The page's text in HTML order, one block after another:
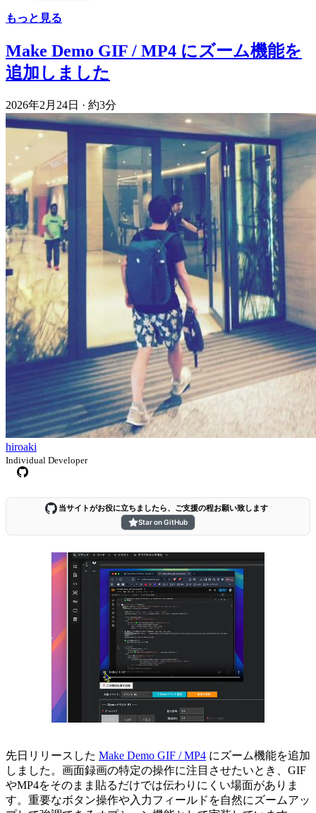
もっと見る
Make Demo GIF / MP4 にズーム機能を
追加しました
2026年2月24日 · 約3分
hiroaki
Individual Developer
当サイトがお役に立ちましたら、ご支援の程お願い致します
Star on GitHub
先日リリースした Make Demo GIF / MP4 にズーム機能を追加
しました。画面録画の特定の操作に注目させたいとき、GIF
やMP4をそのまま貼るだけでは伝わりにくい場面がありま
す。重要なボタン操作や入力フィールドを自然にズームアッ